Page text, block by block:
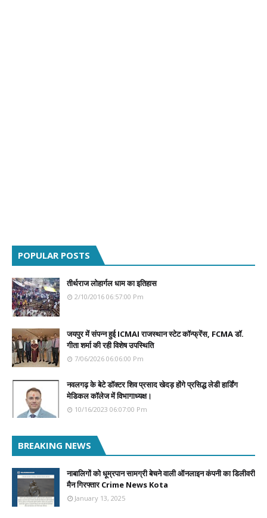
POPULAR POSTS
तीर्थराज लोहार्गल धाम का इतिहास
2/10/2016 06:57:00 Pm
जयपुर में संपन्न हुई ICMAI राजस्थान स्टेट कॉन्फ्रेंस, FCMA डॉ.
गीता शर्मा की रही विशेष उपस्थिति
7/06/2026 06:06:00 Pm
नवलगढ़ के बेटे डॉक्टर शिव प्रसाद खेदड़ होंगे प्रसिद्ध लेडी हार्डिंग
मेडिकल कॉलेज में विभागाध्यक्ष।
10/16/2023 06:07:00 Pm
BREAKING NEWS
नाबालिगों को धूम्रपान सामग्री बेचने वाली ऑनलाइन कंपनी का डिलीवरी
मैन गिरफ्तार Crime News Kota
January 13, 2025